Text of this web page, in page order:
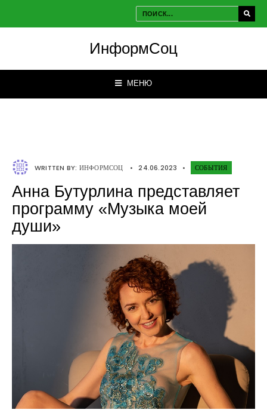
ИнформСоц
МЕНЮ
WRITTEN BY: ИНФОРМСОЦ • 24.06.2023 • СОБЫТИЯ
Анна Бутурлина представляет
программу «Музыка моей
души»